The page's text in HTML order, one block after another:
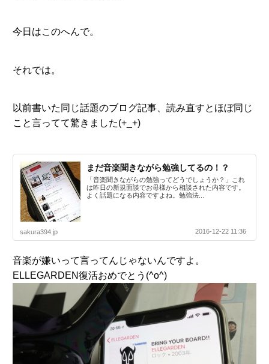
今日はこのへんで。
それでは。
以前書いた同じ話題のブログ記事、読み直すとほぼ同じ
こと言ってて驚きました(+_+)
まだ音楽聞きながら勉強してるの！？
「音楽聞きながらの勉強ってどうでしょうか？」これ
は昨日の新規面談でお母様から相談された内容です。
よく話題になる内容ですよね。勉強法...
sakura394.jp 2016-12-22 11:36
音楽が嫌いって言ってんじゃないんですよ。
ELLEGARDEN復活おめでとう(^o^)